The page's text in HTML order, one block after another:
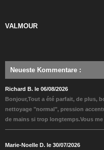
VALMOUR
Neueste Kommentare :
Richard B. le 06/08/2026
Bonjour,Tout a été parfait, de plus,
nettoyage "normal", pression
de mains si trop longtemps.Vous
Marie-Noelle D. le 30/07/2026